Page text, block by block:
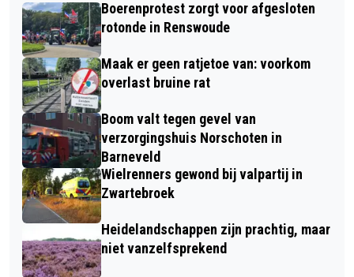
DUIKVERENIGING VAN QDIVING
Boerenprotest zorgt voor afgesloten
rotonde in Renswoude
Maak er geen ratjetoe van: voorkom
overlast bruine rat
Boom valt tegen gevel van
verzorgingshuis Norschoten in
Barneveld
Wielrenners gewond bij valpartij in
Zwartebroek
Heidelandschappen zijn prachtig, maar
niet vanzelfsprekend